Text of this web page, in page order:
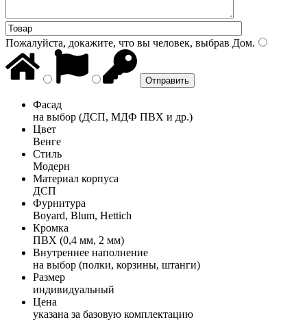
Пожалуйста, докажите, что вы человек, выбрав Дом.
Фасад
на выбор (ДСП, МДФ ПВХ и др.)
Цвет
Венге
Стиль
Модерн
Материал корпуса
ДСП
Фурнитура
Boyard, Blum, Hettich
Кромка
ПВХ (0,4 мм, 2 мм)
Внутреннее наполнение
на выбор (полки, корзины, штанги)
Размер
индивидуальный
Цена
указана за базовую комплектацию